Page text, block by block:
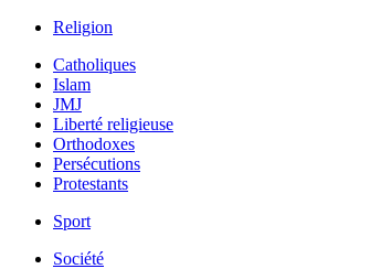
Religion
Catholiques
Islam
JMJ
Liberté religieuse
Orthodoxes
Persécutions
Protestants
Sport
Société